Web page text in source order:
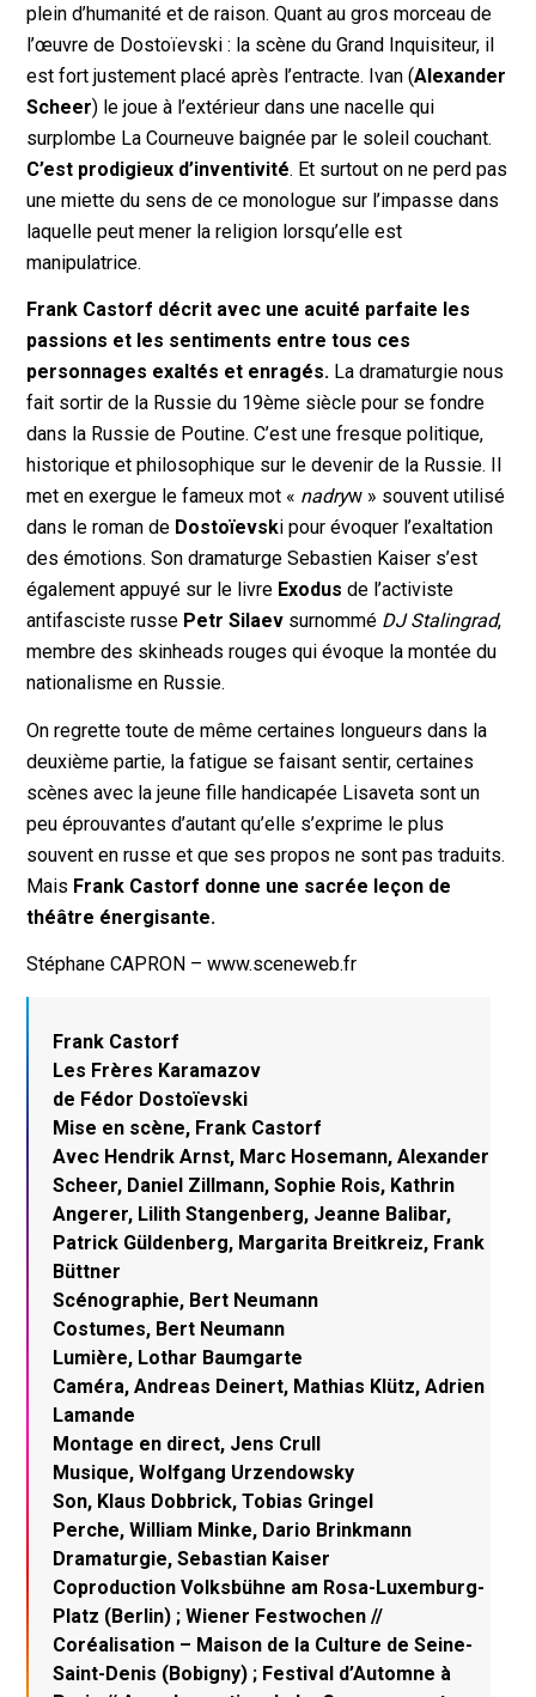
plein d’humanité et de raison. Quant au gros morceau de
l’œuvre de Dostoïevski : la scène du Grand Inquisiteur, il
est fort justement placé après l’entracte. Ivan (Alexander
Scheer) le joue à l’extérieur dans une nacelle qui
surplombe La Courneuve baignée par le soleil couchant.
C’est prodigieux d’inventivité. Et surtout on ne perd pas
une miette du sens de ce monologue sur l’impasse dans
laquelle peut mener la religion lorsqu’elle est
manipulatrice.
Frank Castorf décrit avec une acuité parfaite les
passions et les sentiments entre tous ces
personnages exaltés et enragés. La dramaturgie nous
fait sortir de la Russie du 19ème siècle pour se fondre
dans la Russie de Poutine. C’est une fresque politique,
historique et philosophique sur le devenir de la Russie. Il
met en exergue le fameux mot « nadryw » souvent utilisé
dans le roman de Dostoïevski pour évoquer l’exaltation
des émotions. Son dramaturge Sebastien Kaiser s’est
également appuyé sur le livre Exodus de l’activiste
antifasciste russe Petr Silaev surnommé DJ Stalingrad,
membre des skinheads rouges qui évoque la montée du
nationalisme en Russie.
On regrette toute de même certaines longueurs dans la
deuxième partie, la fatigue se faisant sentir, certaines
scènes avec la jeune fille handicapée Lisaveta sont un
peu éprouvantes d’autant qu’elle s’exprime le plus
souvent en russe et que ses propos ne sont pas traduits.
Mais Frank Castorf donne une sacrée leçon de
théâtre énergisante.
Stéphane CAPRON – www.sceneweb.fr
Frank Castorf
Les Frères Karamazov
de Fédor Dostoïevski
Mise en scène, Frank Castorf
Avec Hendrik Arnst, Marc Hosemann, Alexander
Scheer, Daniel Zillmann, Sophie Rois, Kathrin
Angerer, Lilith Stangenberg, Jeanne Balibar,
Patrick Güldenberg, Margarita Breitkreiz, Frank
Büttner
Scénographie, Bert Neumann
Costumes, Bert Neumann
Lumière, Lothar Baumgarte
Caméra, Andreas Deinert, Mathias Klütz, Adrien
Lamande
Montage en direct, Jens Crull
Musique, Wolfgang Urzendowsky
Son, Klaus Dobbrick, Tobias Gringel
Perche, William Minke, Dario Brinkmann
Dramaturgie, Sebastian Kaiser
Coproduction Volksbühne am Rosa-Luxemburg-
Platz (Berlin) ; Wiener Festwochen //
Coréalisation – Maison de la Culture de Seine-
Saint-Denis (Bobigny) ; Festival d’Automne à